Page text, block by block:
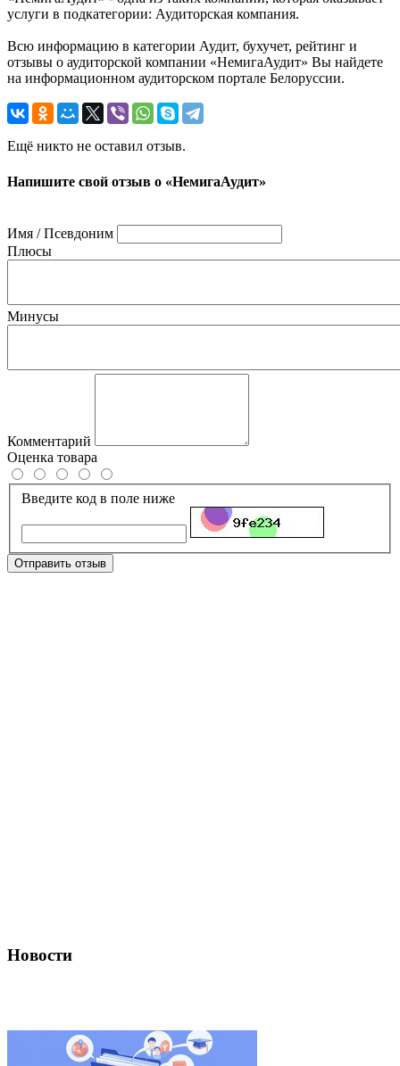
услуги в подкатегории: Аудиторская компания.
Всю информацию в категории Аудит, бухучет, рейтинг и
отзывы о аудиторской компании «НемигаАудит» Вы найдете
на информационном аудиторском портале Белоруссии.
Ещё никто не оставил отзыв.
Напишите свой отзыв о «НемигаАудит»
Имя / Псевдоним
Плюсы
Минусы
Комментарий
Оценка товара
Введите код в поле ниже
Отправить отзыв
Новости